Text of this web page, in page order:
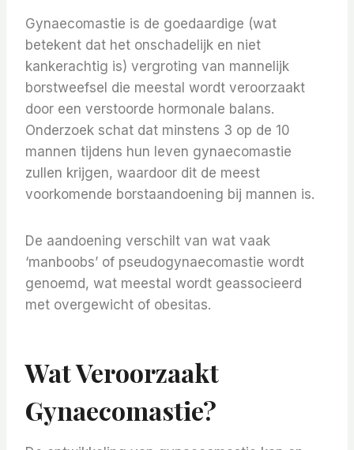
Gynaecomastie is de goedaardige (wat
betekent dat het onschadelijk en niet
kankerachtig is) vergroting van mannelijk
borstweefsel die meestal wordt veroorzaakt
door een verstoorde hormonale balans.
Onderzoek schat dat minstens 3 op de 10
mannen tijdens hun leven gynaecomastie
zullen krijgen, waardoor dit de meest
voorkomende borstaandoening bij mannen is.
De aandoening verschilt van wat vaak
‘manboobs’ of pseudogynaecomastie wordt
genoemd, wat meestal wordt geassocieerd
met overgewicht of obesitas.
Wat Veroorzaakt
Gynaecomastie?